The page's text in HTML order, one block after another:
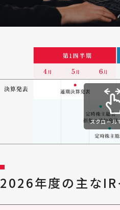
スクロール
2026年度の主なIR